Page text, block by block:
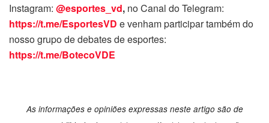
Instagram: @esportes_vd, no Canal do Telegram:
https://t.me/EsportesVD e venham participar também do
nosso grupo de debates de esportes:
https://t.me/BotecoVDE
As informações e opiniões expressas neste artigo são de